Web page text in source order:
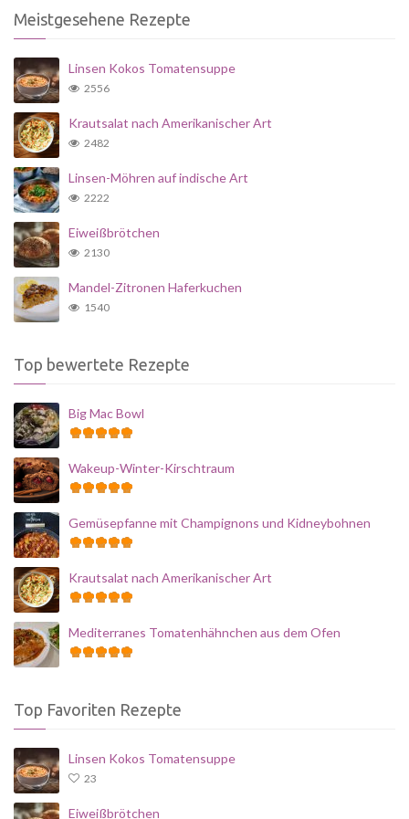
Meistgesehene Rezepte
Linsen Kokos Tomatensuppe
2556
Krautsalat nach Amerikanischer Art
2482
Linsen-Möhren auf indische Art
2222
Eiweißbrötchen
2130
Mandel-Zitronen Haferkuchen
1540
Top bewertete Rezepte
Big Mac Bowl
Wakeup-Winter-Kirschtraum
Gemüsepfanne mit Champignons und Kidneybohnen
Krautsalat nach Amerikanischer Art
Mediterranes Tomatenhähnchen aus dem Ofen
Top Favoriten Rezepte
Linsen Kokos Tomatensuppe
23
Eiweißbrötchen